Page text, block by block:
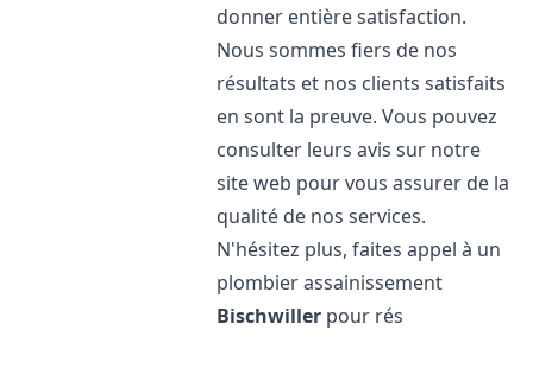
donner entière satisfaction.
Nous sommes fiers de nos
résultats et nos clients satisfaits
en sont la preuve. Vous pouvez
consulter leurs avis sur notre
site web pour vous assurer de la
qualité de nos services.
N'hésitez plus, faites appel à un
plombier assainissement
Bischwiller pour rés